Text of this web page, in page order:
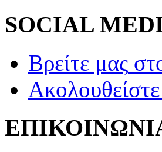
SOCIAL
Βρείτε μας